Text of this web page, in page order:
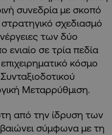
συνεδρία με σκοπό
σχεδιασμό
των δύο
σε τρία πεδία
κόσμο
Μεταρρύθμιση.
από την ίδρυση των
σύμφωνα με τη